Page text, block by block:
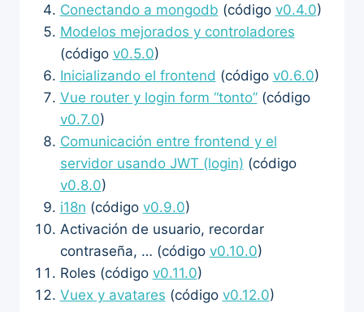
Conectando a mongodb (código v0.4.0)
Modelos mejorados y controladores
(código v0.5.0)
Inicializando el frontend (código v0.6.0)
Vue router y login form “tonto”(código
v0.7.0)
Comunicación entre frontend y el
servidor usando JWT (login) (código
v0.8.0)
i18n (código v0.9.0)
Activación de usuario, recordar
contraseña, … (código v0.10.0)
Roles (código v0.11.0)
Vuex y avatares (código v0.12.0)